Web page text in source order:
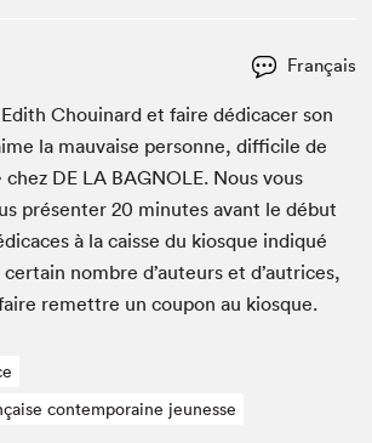
Français
Chouinard et faire dédi­cac­er son
la mau­vaise per­son­ne, dif­fi­cile de
chez DE LA BAG­NOLE. Nous vous
présen­ter20 min­utes avant le début
à la caisse du kiosque indiqué
nom­bre d’auteurs et d’autrices,
remet­tre un coupon au kiosque.
contemporaine jeunesse